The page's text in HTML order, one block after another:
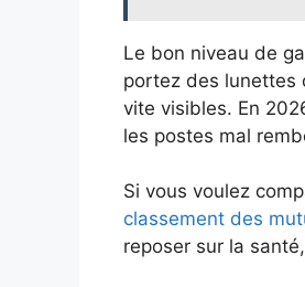
Le bon niveau de
portez des lunettes
vite visibles. En
les postes mal
Si vous voulez
classement des
reposer sur la